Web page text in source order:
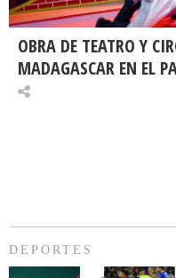
OBRA DE TEATRO Y
MADAGASCAR EN EL
DEPORTES